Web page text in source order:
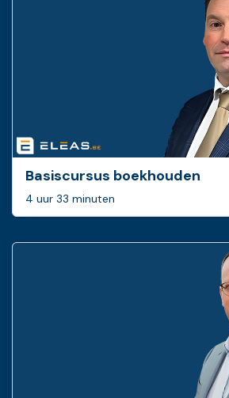
Basiscursus boekhouden
4 uur 33 minuten